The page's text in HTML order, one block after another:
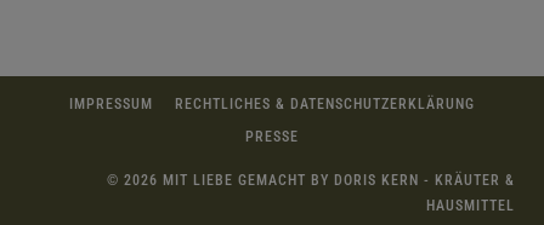
IMPRESSUM
RECHTLICHES & DATENSCHUTZERKLÄRUNG
PRESSE
© 2026 MIT LIEBE GEMACHT BY DORIS KERN - KRÄUTER &
HAUSMITTEL